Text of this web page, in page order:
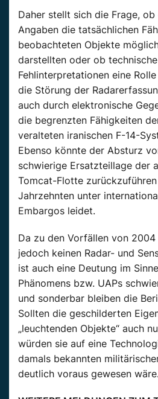
Daher stellt sich die Frage,
Angaben die tatsächlichen
beobachteten Objekte
darstellten oder ob
Fehlinterpretationen eine
die Störung der
auch durch elektronische
die begrenzten Fähigkeiten
veralteten iranischen F-14-
Ebenso könnte der Absturz
schwierige Ersatzteillage der
Tomcat-Flotte
Jahrzehnten unter
Embargos leidet.
Da zu den Vorfällen von
jedoch keinen Radar- und
ist auch eine Deutung im
Phänomens bzw. UAPs
und sonderbar bleiben die
Sollten die geschilderten
„leuchtenden Objekte“ auch
würden sie auf eine
damals bekannten
deutlich voraus gewesen